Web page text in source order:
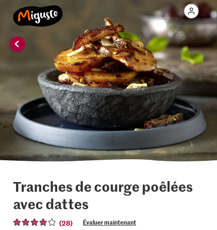
Tranches de courge poêlées
avec dattes
(28) Évaluer maintenant